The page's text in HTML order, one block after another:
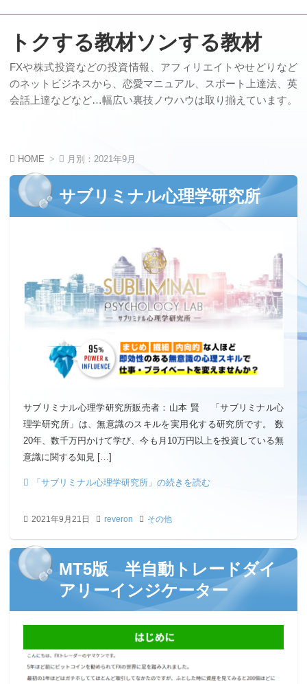
トクする教材ソンする教材
FXや株式投資などの投資情報、アフィリエイトやせどりなど
のネットビジネスから、恋愛マニュアル、スポート上達法、英
会話上達などなど…幅広い裏技ノウハウは取り揃えています。
HOME 月別：2021年9月
サブリミナル心理学研究所
サブリミナル心理学研究所販売者：山本 賢 「サブリミナル心
理学研究所」は、無意識のスキルを実用化する研究所です。 数
20年、数千万円かけて学び、今も月10万円以上を投資している無
意識に関する知見 […]
「サブリミナル心理学研究所」の続きを読む
2021年9月21日 reveron その他
MT5版 半自動トレードダイ
アリーインジケーター